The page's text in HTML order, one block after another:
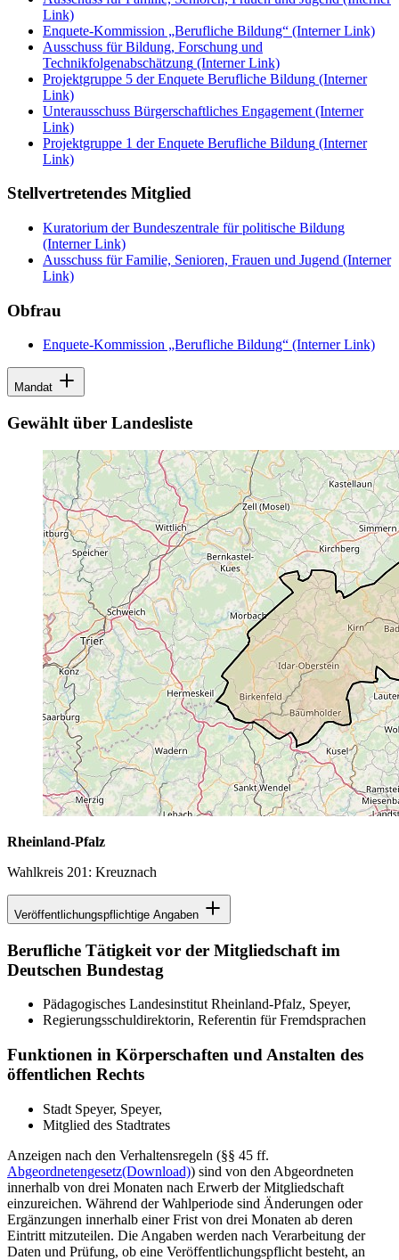
Link)
Enquete-Kommission „Berufliche Bildung“ (Interner Link)
Ausschuss für Bildung, Forschung und
Technikfolgenabschätzung (Interner Link)
Projektgruppe 5 der Enquete Berufliche Bildung (Interner
Link)
Unterausschuss Bürgerschaftliches Engagement (Interner
Link)
Projektgruppe 1 der Enquete Berufliche Bildung (Interner
Link)
Stellvertretendes Mitglied
Kuratorium der Bundeszentrale für politische Bildung
(Interner Link)
Ausschuss für Familie, Senioren, Frauen und Jugend (Interner
Link)
Obfrau
Enquete-Kommission „Berufliche Bildung“ (Interner Link)
Mandat
Gewählt über Landesliste
Rheinland-Pfalz
Wahlkreis 201: Kreuznach
Veröffentlichungspflichtige Angaben
Berufliche Tätigkeit vor der Mitgliedschaft im
Deutschen Bundestag
Pädagogisches Landesinstitut Rheinland-Pfalz, Speyer,
Regierungsschuldirektorin, Referentin für Fremdsprachen
Funktionen in Körperschaften und Anstalten des
öffentlichen Rechts
Stadt Speyer, Speyer,
Mitglied des Stadtrates
Anzeigen nach den Verhaltensregeln (§§ 45 ff.
Abgeordnetengesetz(Download)) sind von den Abgeordneten
innerhalb von drei Monaten nach Erwerb der Mitgliedschaft
einzureichen. Während der Wahlperiode sind Änderungen oder
Ergänzungen innerhalb einer Frist von drei Monaten ab deren
Eintritt mitzuteilen. Die Angaben werden nach Verarbeitung der
Daten und Prüfung, ob eine Veröffentlichungspflicht besteht, an